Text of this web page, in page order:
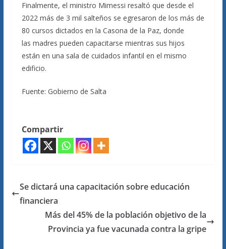
Finalmente, el ministro Mimessi resaltó que desde el
2022 más de 3 mil salteños se egresaron de los más de
80 cursos dictados en la Casona de la Paz, donde
las madres pueden capacitarse mientras sus hijos
están en una sala de cuidados infantil en el mismo
edificio.
Fuente: Gobierno de Salta
Compartir
Se dictará una capacitación sobre educación
financiera
Más del 45% de la población objetivo de la
Provincia ya fue vacunada contra la gripe